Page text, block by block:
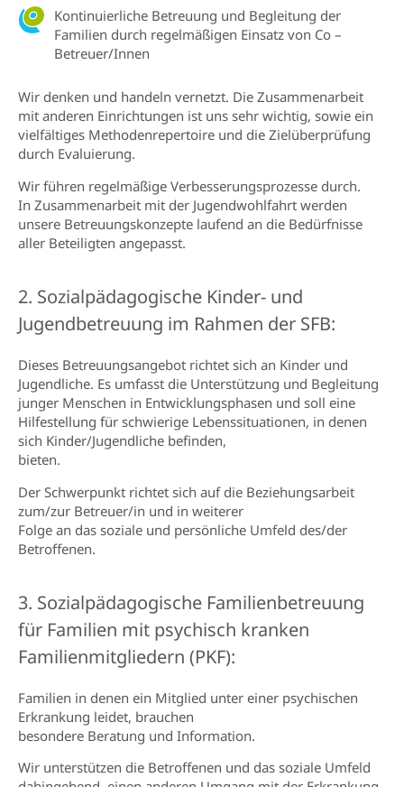
Kontinuierliche Betreuung und Begleitung der
Familien durch regelmäßigen Einsatz von Co –
Betreuer/Innen
Wir denken und handeln vernetzt. Die Zusammenarbeit
mit anderen Einrichtungen ist uns sehr wichtig, sowie ein
vielfältiges Methodenrepertoire und die Zielüberprüfung
durch Evaluierung.
Wir führen regelmäßige Verbesserungsprozesse durch.
In Zusammenarbeit mit der Jugendwohlfahrt werden
unsere Betreuungskonzepte laufend an die Bedürfnisse
aller Beteiligten angepasst.
2. Sozialpädagogische Kinder- und
Jugendbetreuung im Rahmen der SFB:
Dieses Betreuungsangebot richtet sich an Kinder und
Jugendliche. Es umfasst die Unterstützung und Begleitung
junger Menschen in Entwicklungsphasen und soll eine
Hilfestellung für schwierige Lebenssituationen, in denen
sich Kinder/Jugendliche befinden,
bieten.
Der Schwerpunkt richtet sich auf die Beziehungsarbeit
zum/zur Betreuer/in und in weiterer
Folge an das soziale und persönliche Umfeld des/der
Betroffenen.
3. Sozialpädagogische Familienbetreuung
für Familien mit psychisch kranken
Familienmitgliedern (PKF):
Familien in denen ein Mitglied unter einer psychischen
Erkrankung leidet, brauchen
besondere Beratung und Information.
Wir unterstützen die Betroffenen und das soziale Umfeld